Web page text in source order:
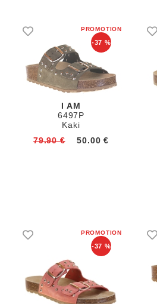
-37 %
I AM
6497P
Kaki
79.90 €
50.00 €
-37 %